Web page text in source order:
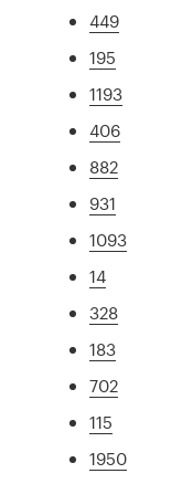
449
195
1193
406
882
931
1093
14
328
183
702
115
1950